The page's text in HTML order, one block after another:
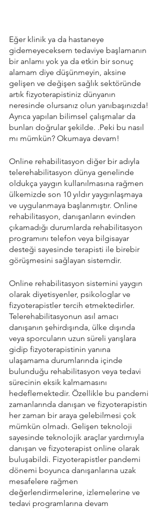
Eğer klinik ya da hastaneye
gidemeyeceksem tedaviye başlamanın
bir anlamı yok ya da etkin bir sonuç
alamam diye düşünmeyin, aksine
gelişen ve değişen sağlık sektöründe
artık fizyoterapistiniz dünyanın
neresinde olursanız olun yanıbaşınızda!
Ayrıca yapılan bilimsel çalışmalar da
bunları doğrular şekilde. .Peki bu nasıl
mı mümkün? Okumaya devam!
Online rehabilitasyon diğer bir adıyla
telerehabilitasyon dünya genelinde
oldukça yaygın kullanılmasına rağmen
ülkemizde son 10 yıldır yaygınlaşmaya
ve uygulanmaya başlanmıştır. Online
rehabilitasyon, danışanların evinden
çıkamadığı durumlarda rehabilitasyon
programını telefon veya bilgisayar
desteği sayesinde terapisti ile birebir
görüşmesini sağlayan sistemdir.
Online rehabilitasyon sistemini yaygın
olarak diyetisyenler, psikologlar ve
fizyoterapistler tercih etmektedirler.
Telerehabilitasyonun asıl amacı
danışanın şehirdışında, ülke dışında
veya sporcuların uzun süreli yarışlara
gidip fizyoterapistinin yanına
ulaşamama durumlarında içinde
bulunduğu rehabilitasyon veya tedavi
sürecinin eksik kalmamasını
hedeflemektedir. Özellikle bu pandemi
zamanlarında danışan ve fizyoterapistin
her zaman bir araya gelebilmesi çok
mümkün olmadı. Gelişen teknoloji
sayesinde teknolojik araçlar yardımıyla
danışan ve fizyoterapist online olarak
buluşabildi. Fizyoterapistler pandemi
dönemi boyunca danışanlarına uzak
mesafelere rağmen
değerlendirmelerine, izlemelerine ve
tedavi programlarına devam